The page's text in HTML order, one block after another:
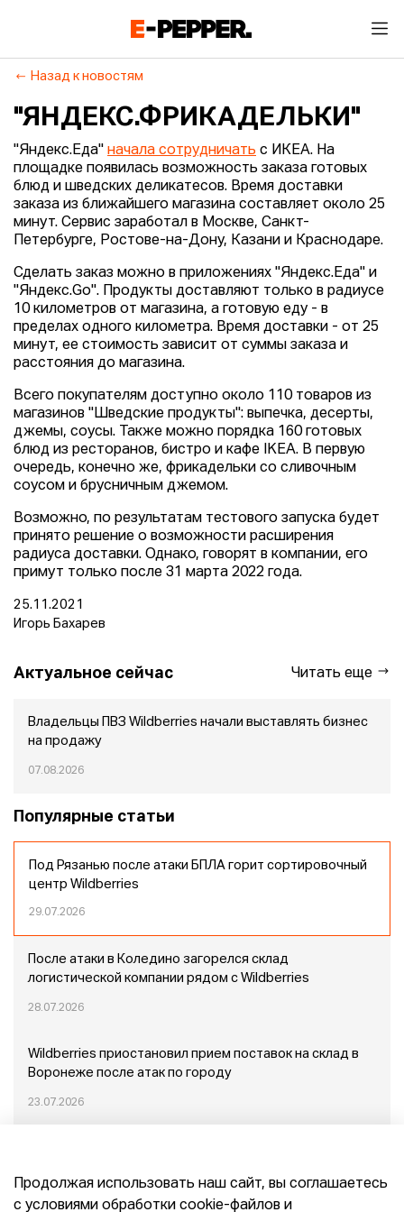
Назад к новостям
"ЯНДЕКС.ФРИКАДЕЛЬКИ"
"Яндекс.Еда" начала сотрудничать с ИКЕА. На
площадке появилась возможность заказа готовых
блюд и шведских деликатесов. Время доставки
заказа из ближайшего магазина составляет около 25
минут. Сервис заработал в Москве, Санкт-
Петербурге, Ростове-на-Дону, Казани и Краснодаре.
Сделать заказ можно в приложениях "Яндекс.Еда" и
"Яндекс.Go". Продукты доставляют только в радиусе
10 километров от магазина, а готовую еду - в
пределах одного километра. Время доставки - от 25
минут, ее стоимость зависит от суммы заказа и
расстояния до магазина.
Всего покупателям доступно около 110 товаров из
магазинов "Шведские продукты": выпечка, десерты,
джемы, соусы. Также можно порядка 160 готовых
блюд из ресторанов, бистро и кафе IKEA. В первую
очередь, конечно же, фрикадельки со сливочным
соусом и брусничным джемом.
Возможно, по результатам тестового запуска будет
принято решение о возможности расширения
радиуса доставки. Однако, говорят в компании, его
примут только после 31 марта 2022 года.
25.11.2021
Игорь Бахарев
Актуальное сейчас Читать еще
Владельцы ПВЗ Wildberries начали выставлять бизнес
на продажу
07.08.2026
Популярные статьи
Под Рязанью после атаки БПЛА горит сортировочный
центр Wildberries
29.07.2026
После атаки в Коледино загорелся склад
логистической компании рядом с Wildberries
28.07.2026
Wildberries приостановил прием поставок на склад в
Воронеже после атак по городу
23.07.2026
Продолжая использовать наш сайт, вы соглашаетесь
с условиями обработки cookie-файлов и